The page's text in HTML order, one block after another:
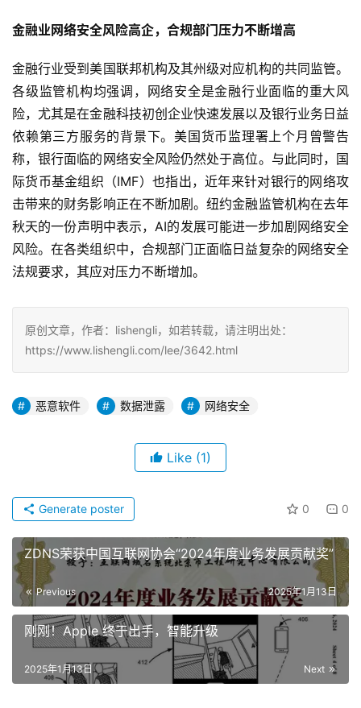
金融业网络安全风险高企，合规部门压力不断增高
金融行业受到美国联邦机构及其州级对应机构的共同监管。
各级监管机构均强调，网络安全是金融行业面临的重大风
险，尤其是在金融科技初创企业快速发展以及银行业务日益
依赖第三方服务的背景下。美国货币监理署上个月曾警告
称，银行面临的网络安全风险仍然处于高位。与此同时，国
际货币基金组织（IMF）也指出，近年来针对银行的网络攻
击带来的财务影响正在不断加剧。纽约金融监管机构在去年
秋天的一份声明中表示，AI的发展可能进一步加剧网络安全
风险。在各类组织中，合规部门正面临日益复杂的网络安全
法规要求，其应对压力不断增加。
原创文章，作者：lishengli，如若转载，请注明出处：
https://www.lishengli.com/lee/3642.html
恶意软件 数据泄露 网络安全
Like (1)
0 0
Generate poster
ZDNS荣获中国互联网协会“2024年度业务发展贡献奖”
Previous 2025年1月13日
刚刚！Apple 终于出手，智能升级
Next
2025年1月13日